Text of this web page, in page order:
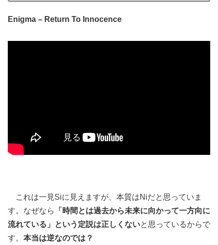
Enigma – Return To Innocence
これは一見Siに見えますが、本質はNiだと思っていま
す。なぜなら
「時間とは過去から未来に向かって一方向に
流れている」という定説は正しくないと思っているからで
す。 本当は逆なのでは？